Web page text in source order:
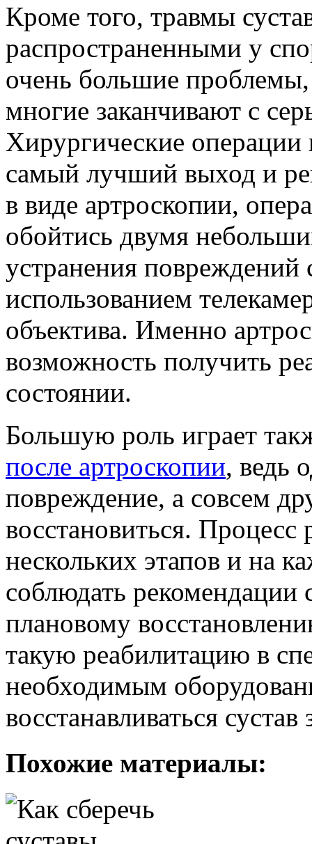
Кроме того, травмы
распространенными у
очень большие
многие заканчивают с
Хирургические операции
самый лучший выход и
в виде артроскопии,
обойтись двумя
устранения повреждений
использованием
объектива. Именно
возможность получить
состоянии.
Большую роль играет
после артроскопии, ведь
повреждение, а совсем
восстановиться. Процесс
нескольких этапов и на
соблюдать рекомендации
плановому
такую реабилитацию в
необходимым
восстанавливаться
Похожие материалы: